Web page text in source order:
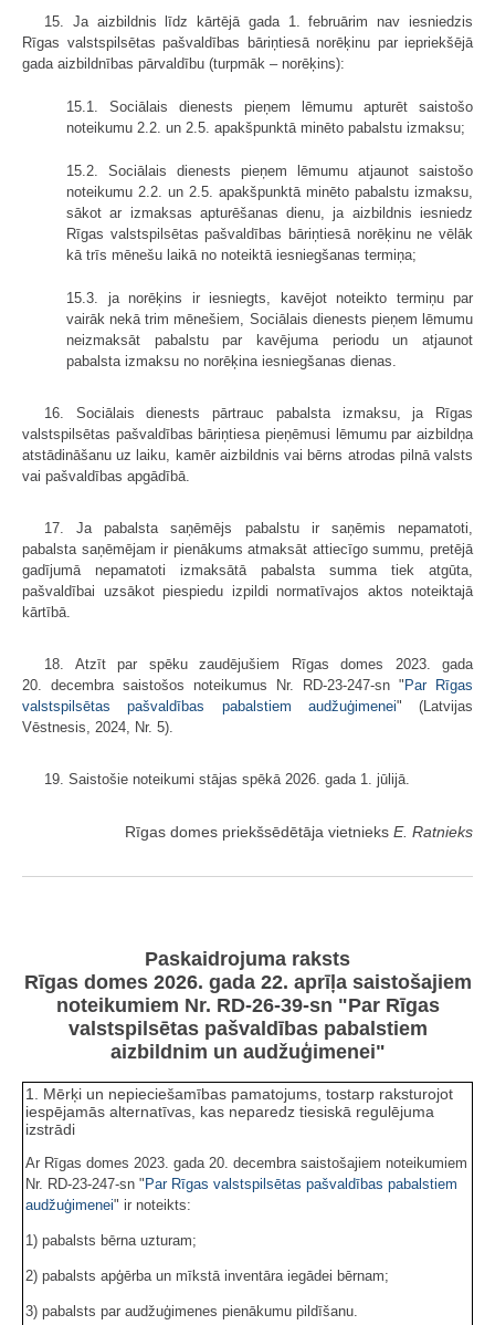
15. Ja aizbildnis līdz kārtējā gada 1. februārim nav iesniedzis
Rīgas valstspilsētas pašvaldības bāriņtiesā norēķinu par iepriekšējā
gada aizbildnības pārvaldību (turpmāk – norēķins):
15.1. Sociālais dienests pieņem lēmumu apturēt saistošo
noteikumu 2.2. un 2.5. apakšpunktā minēto pabalstu izmaksu;
15.2. Sociālais dienests pieņem lēmumu atjaunot saistošo
noteikumu 2.2. un 2.5. apakšpunktā minēto pabalstu izmaksu,
sākot ar izmaksas apturēšanas dienu, ja aizbildnis iesniedz
Rīgas valstspilsētas pašvaldības bāriņtiesā norēķinu ne vēlāk
kā trīs mēnešu laikā no noteiktā iesniegšanas termiņa;
15.3. ja norēķins ir iesniegts, kavējot noteikto termiņu par
vairāk nekā trim mēnešiem, Sociālais dienests pieņem lēmumu
neizmaksāt pabalstu par kavējuma periodu un atjaunot
pabalsta izmaksu no norēķina iesniegšanas dienas.
16. Sociālais dienests pārtrauc pabalsta izmaksu, ja Rīgas
valstspilsētas pašvaldības bāriņtiesa pieņēmusi lēmumu par aizbildņa
atstādināšanu uz laiku, kamēr aizbildnis vai bērns atrodas pilnā valsts
vai pašvaldības apgādībā.
17. Ja pabalsta saņēmējs pabalstu ir saņēmis nepamatoti,
pabalsta saņēmējam ir pienākums atmaksāt attiecīgo summu, pretējā
gadījumā nepamatoti izmaksātā pabalsta summa tiek atgūta,
pašvaldībai uzsākot piespiedu izpildi normatīvajos aktos noteiktajā
kārtībā.
18. Atzīt par spēku zaudējušiem Rīgas domes 2023. gada
20. decembra saistošos noteikumus Nr. RD-23-247-sn "Par Rīgas
valstspilsētas pašvaldības pabalstiem audžuģimenei" (Latvijas
Vēstnesis, 2024, Nr. 5).
19. Saistošie noteikumi stājas spēkā 2026. gada 1. jūlijā.
Rīgas domes priekšsēdētāja vietnieks E. Ratnieks
Paskaidrojuma raksts
Rīgas domes 2026. gada 22. aprīļa saistošajiem
noteikumiem Nr. RD-26-39-sn "Par Rīgas
valstspilsētas pašvaldības pabalstiem
aizbildnim un audžuģimenei"
1. Mērķi un nepieciešamības pamatojums, tostarp raksturojot
iespējamās alternatīvas, kas neparedz tiesiskā regulējuma
izstrādi
Ar Rīgas domes 2023. gada 20. decembra saistošajiem noteikumiem
Nr. RD-23-247-sn " Par Rīgas valstspilsētas pašvaldības pabalstiem
audžuģimenei" ir noteikts:
1) pabalsts bērna uzturam;
2) pabalsts apģērba un mīkstā inventāra iegādei bērnam;
3) pabalsts par audžuģimenes pienākumu pildīšanu.